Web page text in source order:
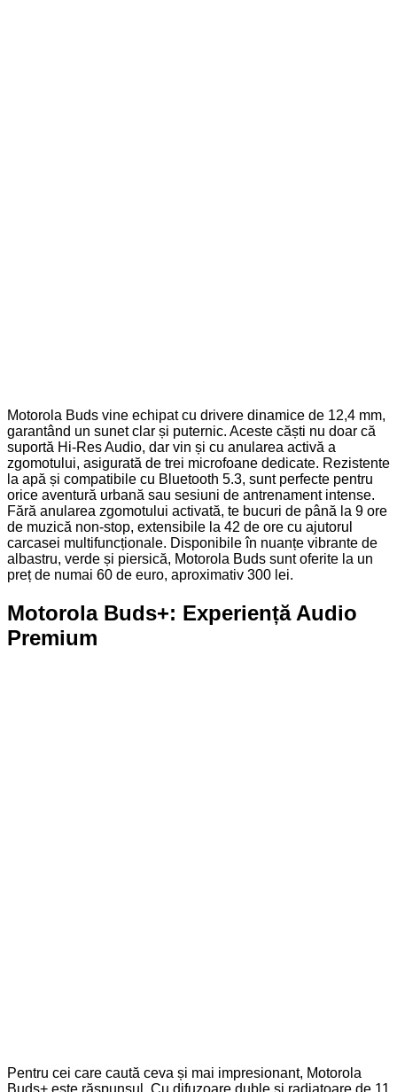
Motorola Buds vine echipat cu drivere dinamice de 12,4 mm,
garantând un sunet clar și puternic. Aceste căști nu doar că
suportă Hi-Res Audio, dar vin și cu anularea activă a
zgomotului, asigurată de trei microfoane dedicate. Rezistente
la apă și compatibile cu Bluetooth 5.3, sunt perfecte pentru
orice aventură urbană sau sesiuni de antrenament intense.
Fără anularea zgomotului activată, te bucuri de până la 9 ore
de muzică non-stop, extensibile la 42 de ore cu ajutorul
carcasei multifuncționale. Disponibile în nuanțe vibrante de
albastru, verde și piersică, Motorola Buds sunt oferite la un
preț de numai 60 de euro, aproximativ 300 lei.
Motorola Buds+: Experiență Audio
Premium
Pentru cei care caută ceva și mai impresionant, Motorola